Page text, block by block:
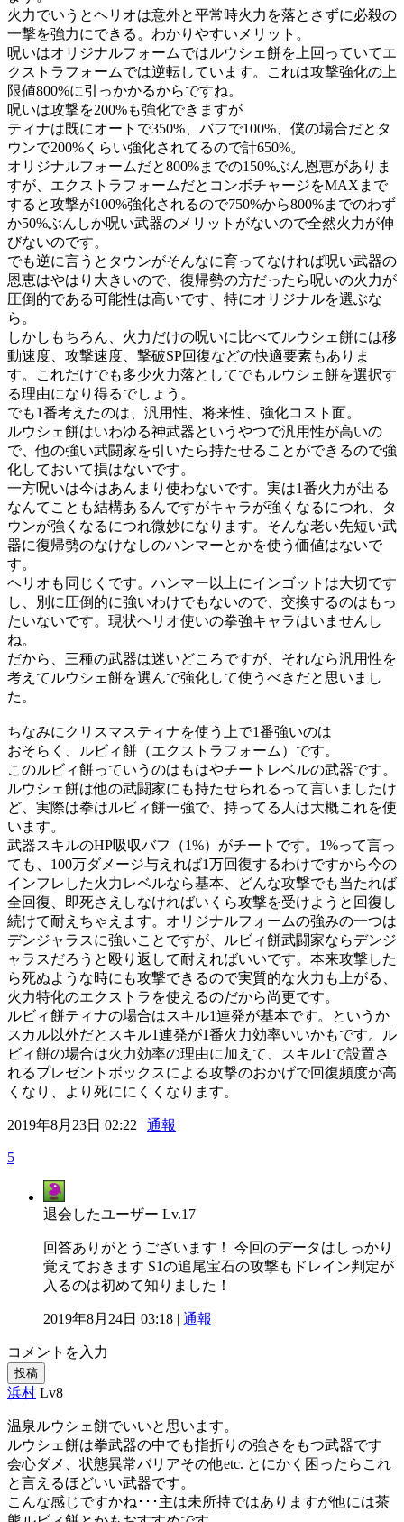
火力でいうとヘリオは意外と平常時火力を落とさずに必殺の
一撃を強力にできる。わかりやすいメリット。
呪いはオリジナルフォームではルウシェ餅を上回っていてエ
クストラフォームでは逆転しています。これは攻撃強化の上
限値800%に引っかかるからですね。
呪いは攻撃を200%も強化できますが
ティナは既にオートで350%、バフで100%、僕の場合だとタ
ウンで200%くらい強化されてるので計650%。
オリジナルフォームだと800%までの150%ぶん恩恵がありま
すが、エクストラフォームだとコンボチャージをMAXまで
すると攻撃が100%強化されるので750%から800%までのわず
か50%ぶんしか呪い武器のメリットがないので全然火力が伸
びないのです。
でも逆に言うとタウンがそんなに育ってなければ呪い武器の
恩恵はやはり大きいので、復帰勢の方だったら呪いの火力が
圧倒的である可能性は高いです、特にオリジナルを選ぶな
ら。
しかしもちろん、火力だけの呪いに比べてルウシェ餅には移
動速度、攻撃速度、撃破SP回復などの快適要素もありま
す。これだけでも多少火力落としてでもルウシェ餅を選択す
る理由になり得るでしょう。
でも1番考えたのは、汎用性、将来性、強化コスト面。
ルウシェ餅はいわゆる神武器というやつで汎用性が高いの
で、他の強い武闘家を引いたら持たせることができるので強
化しておいて損はないです。
一方呪いは今はあんまり使わないです。実は1番火力が出る
なんてことも結構あるんですがキャラが強くなるにつれ、タ
ウンが強くなるにつれ微妙になります。そんな老い先短い武
器に復帰勢のなけなしのハンマーとかを使う価値はないで
す。
ヘリオも同じくです。ハンマー以上にインゴットは大切です
し、別に圧倒的に強いわけでもないので、交換するのはもっ
たいないです。現状ヘリオ使いの拳強キャラはいませんし
ね。
だから、三種の武器は迷いどころですが、それなら汎用性を
考えてルウシェ餅を選んで強化して使うべきだと思いまし
た。
ちなみにクリスマスティナを使う上で1番強いのは
おそらく、ルビィ餅（エクストラフォーム）です。
このルビィ餅っていうのはもはやチートレベルの武器です。
ルウシェ餅は他の武闘家にも持たせられるって言いましたけ
ど、実際は拳はルビィ餅一強で、持ってる人は大概これを使
います。
武器スキルのHP吸収バフ（1%）がチートです。1%って言っ
ても、100万ダメージ与えれば1万回復するわけですから今の
インフレした火力レベルなら基本、どんな攻撃でも当たれば
全回復、即死さえしなければいくら攻撃を受けようと回復し
続けて耐えちゃえます。オリジナルフォームの強みの一つは
デンジャラスに強いことですが、ルビィ餅武闘家ならデンジ
ャラスだろうと殴り返して耐えればいいです。本来攻撃した
ら死ぬような時にも攻撃できるので実質的な火力も上がる、
火力特化のエクストラを使えるのだから尚更です。
ルビィ餅ティナの場合はスキル1連発が基本です。というか
スカル以外だとスキル1連発が1番火力効率いいかもです。ル
ビィ餅の場合は火力効率の理由に加えて、スキル1で設置さ
れるプレゼントボックスによる攻撃のおかげで回復頻度が高
くなり、より死ににくくなります。
2019年8月23日 02:22 | 通報
5
退会したユーザー Lv.17
回答ありがとうございます！ 今回のデータはしっかり
覚えておきます S1の追尾宝石の攻撃もドレイン判定が
入るのは初めて知りました！
2019年8月24日 03:18 | 通報
コメントを入力
投稿
浜村 Lv8
温泉ルウシェ餅でいいと思います。
ルウシェ餅は拳武器の中でも指折りの強さをもつ武器です
会心ダメ、状態異常バリアその他etc. とにかく困ったらこれ
と言えるほどいい武器です。
こんな感じですかね･･･主は未所持ではありますが他には茶